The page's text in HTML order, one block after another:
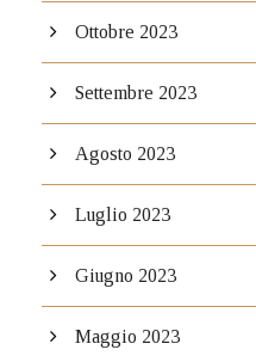
Ottobre 2023
Settembre 2023
Agosto 2023
Luglio 2023
Giugno 2023
Maggio 2023